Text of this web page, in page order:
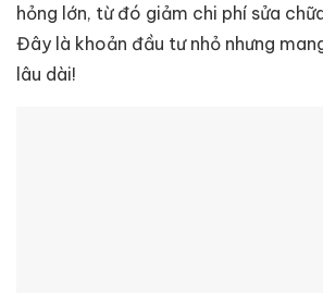
hỏng lớn, từ đó giảm chi phí sửa
Đây là khoản đầu tư nhỏ nhưng
lâu dài!